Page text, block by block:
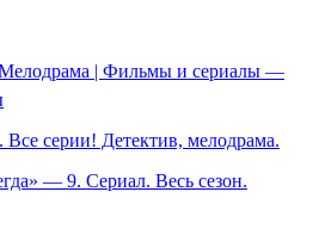
| Фильмы и сериалы —
серии! Детектив, мелодрама.
— 9. Сериал. Весь сезон.